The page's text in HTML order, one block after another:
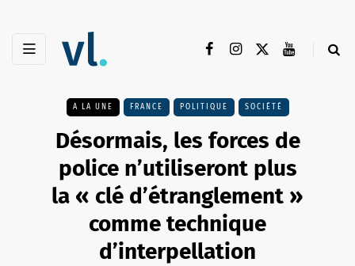
A LA UNE FRANCE POLITIQUE SOCIÉTÉ
Désormais, les forces de
police n’utiliseront plus
la « clé d’étranglement »
comme technique
d’interpellation